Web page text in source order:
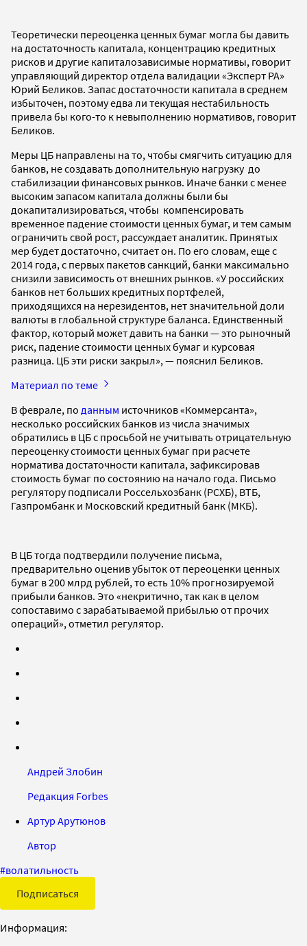
Теоретически переоценка ценных бумаг могла бы давить
на достаточность капитала, концентрацию кредитных
рисков и другие капиталозависимые нормативы, говорит
управляющий директор отдела валидации «Эксперт РА»
Юрий Беликов. Запас достаточности капитала в среднем
избыточен, поэтому едва ли текущая нестабильность
привела бы кого-то к невыполнению нормативов, говорит
Беликов.
Меры ЦБ направлены на то, чтобы смягчить ситуацию для
банков, не создавать дополнительную нагрузку до
стабилизации финансовых рынков. Иначе банки с менее
высоким запасом капитала должны были бы
докапитализироваться, чтобы компенсировать
временное падение стоимости ценных бумаг, и тем самым
ограничить свой рост, рассуждает аналитик. Принятых
мер будет достаточно, считает он. По его словам, еще с
2014 года, с первых пакетов санкций, банки максимально
снизили зависимость от внешних рынков. «У российских
банков нет больших кредитных портфелей,
приходящихся на нерезидентов, нет значительной доли
валюты в глобальной структуре баланса. Единственный
фактор, который может давить на банки — это рыночный
риск, падение стоимости ценных бумаг и курсовая
разница. ЦБ эти риски закрыл», — пояснил Беликов.
Материал по теме
В феврале, по данным источников «Коммерсанта»,
несколько российских банков из числа значимых
обратились в ЦБ с просьбой не учитывать отрицательную
переоценку стоимости ценных бумаг при расчете
норматива достаточности капитала, зафиксировав
стоимость бумаг по состоянию на начало года. Письмо
регулятору подписали Россельхозбанк (РСХБ), ВТБ,
Газпромбанк и Московский кредитный банк (МКБ).
В ЦБ тогда подтвердили получение письма,
предварительно оценив убыток от переоценки ценных
бумаг в 200 млрд рублей, то есть 10% прогнозируемой
прибыли банков. Это «некритично, так как в целом
сопоставимо с зарабатываемой прибылью от прочих
операций», отметил регулятор.
Андрей Злобин
Редакция Forbes
Артур Арутюнов
Автор
#волатильность
Подписаться
Информация: